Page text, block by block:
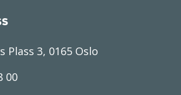
Plass 3, 0165 Oslo
00